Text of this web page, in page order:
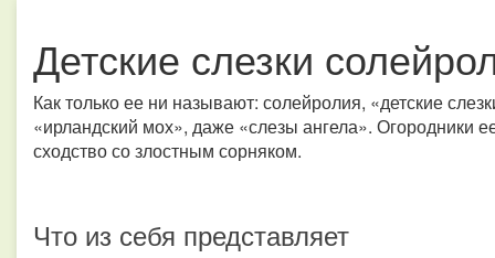
Детские слезки
Как только ее ни называют: солейролия, «детские
«ирландский мох», даже «слезы ангела». Огородники
сходство со злостным сорняком.
Что из себя представляет